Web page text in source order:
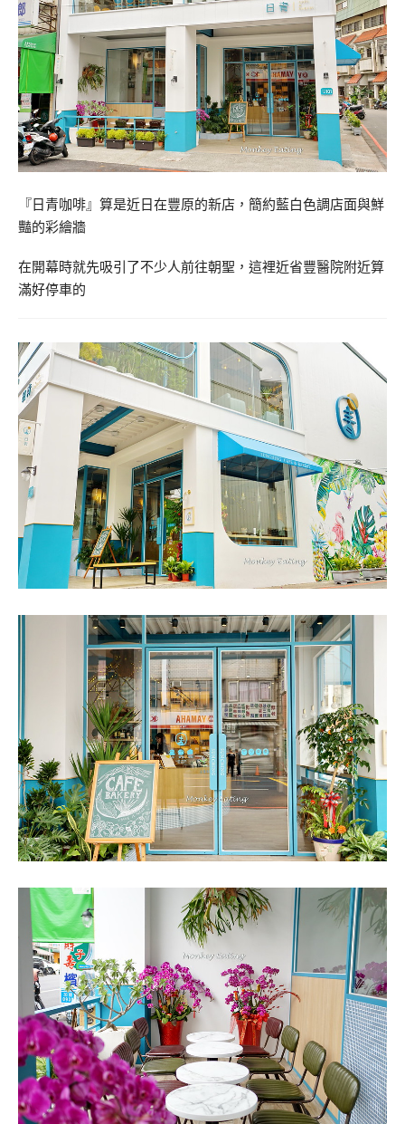
『日青咖啡』算是近日在豐原的新店，簡約藍白色調店面與鮮
豔的彩繪牆
在開幕時就先吸引了不少人前往朝聖，這裡近省豐醫院附近算
滿好停車的